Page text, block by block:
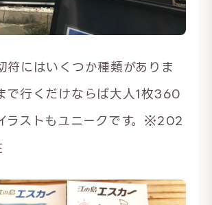
符にはいくつか種類がありま
で行くだけならば大人1枚360
ラストもユニークです。※202